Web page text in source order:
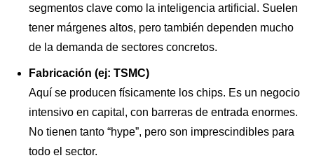
segmentos clave como la inteligencia artificial. Suelen
tener márgenes altos, pero también dependen mucho
de la demanda de sectores concretos.
Fabricación (ej: TSMC)
Aquí se producen físicamente los chips. Es un negocio
intensivo en capital, con barreras de entrada enormes.
No tienen tanto “hype”, pero son imprescindibles para
todo el sector.